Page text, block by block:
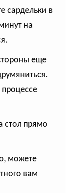
сардельки в
на
еще
стол прямо
можете
вам